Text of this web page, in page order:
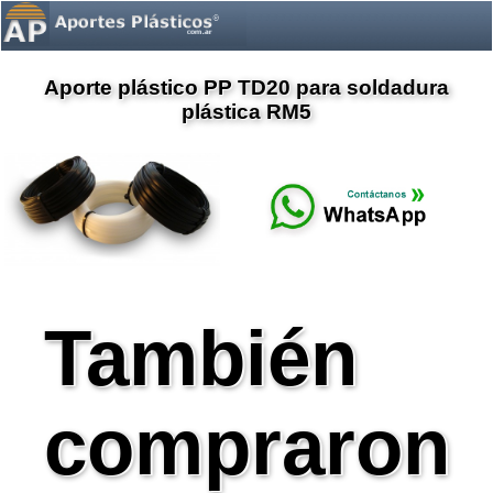
Aporte plástico PP TD20 para soldadura
plástica RM5
También
compraron